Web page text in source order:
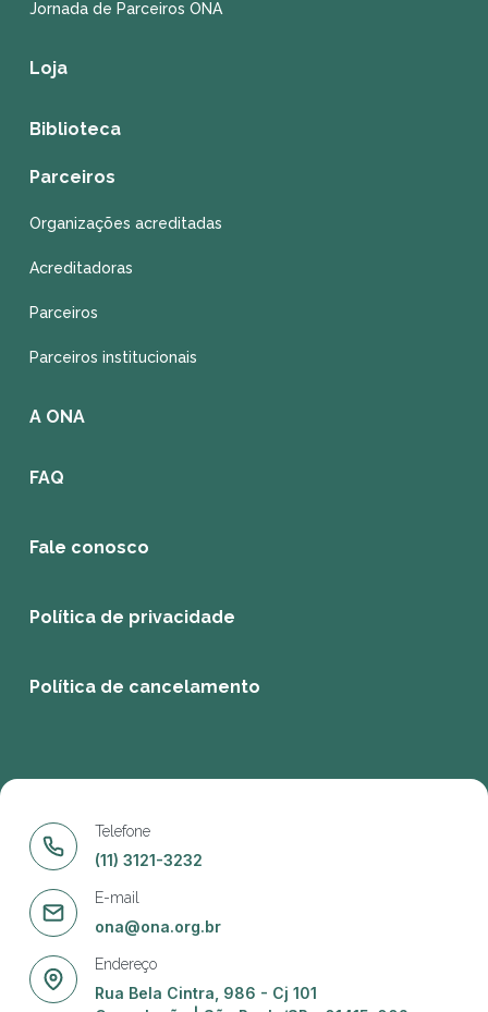
Jornada de Parceiros ONA
Loja
Biblioteca
Parceiros
Organizações acreditadas
Acreditadoras
Parceiros
Parceiros institucionais
A ONA
FAQ
Fale conosco
Política de privacidade
Política de cancelamento
Telefone
(11) 3121-3232
E-mail
ona@ona.org.br
Endereço
Rua Bela Cintra, 986 - Cj 101